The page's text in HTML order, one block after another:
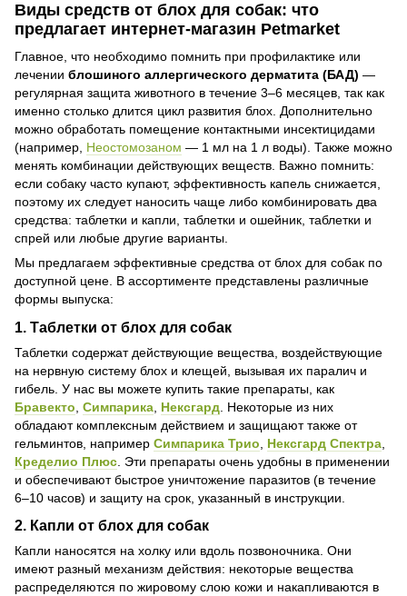
Виды средств от блох для собак: что
предлагает интернет-магазин Petmarket
Главное, что необходимо помнить при профилактике или
лечении блошиного аллергического дерматита (БАД) —
регулярная защита животного в течение 3–6 месяцев, так как
именно столько длится цикл развития блох. Дополнительно
можно обработать помещение контактными инсектицидами
(например, Неостомозаном — 1 мл на 1 л воды). Также можно
менять комбинации действующих веществ. Важно помнить:
если собаку часто купают, эффективность капель снижается,
поэтому их следует наносить чаще либо комбинировать два
средства: таблетки и капли, таблетки и ошейник, таблетки и
спрей или любые другие варианты.
Мы предлагаем эффективные средства от блох для собак по
доступной цене. В ассортименте представлены различные
формы выпуска:
1. Таблетки от блох для собак
Таблетки содержат действующие вещества, воздействующие
на нервную систему блох и клещей, вызывая их паралич и
гибель. У нас вы можете купить такие препараты, как
Бравекто Симпарика Нексгард . Некоторые из них
обладают комплексным действием и защищают также от
гельминтов, например Симпарика Трио Нексгард Спектра
Кределио Плюс . Эти препараты очень удобны в применении
и обеспечивают быстрое уничтожение паразитов (в течение
6–10 часов) и защиту на срок, указанный в инструкции.
2. Капли от блох для собак
Капли наносятся на холку или вдоль позвоночника. Они
имеют разный механизм действия: некоторые вещества
распределяются по жировому слою кожи и накапливаются в